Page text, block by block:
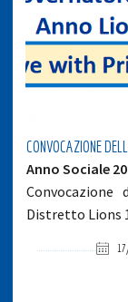
CONVOCAZIONE
Anno Sociale
Distretto Lions